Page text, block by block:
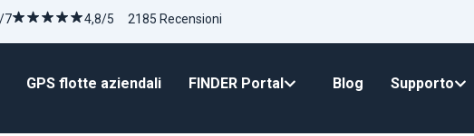
7 4,8/5 2185 Recensioni
GPS flotte aziendali FINDER Portal Blog Supporto